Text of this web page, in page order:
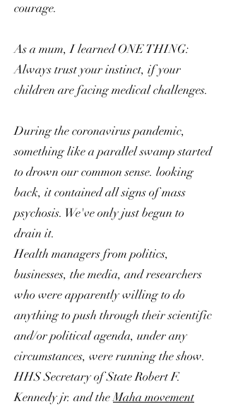
courage.
As a mum, I learned ONE THING:
Always trust your instinct, if your
children are facing medical challenges.
During the coronavirus pandemic,
something like a parallel swamp started
to drown our common sense. looking
back, it contained all signs of mass
psychosis. We've only just begun to
drain it.
Health managers from politics,
businesses, the media, and researchers
who were apparently willing to do
anything to push through their scientific
and/or political agenda, under any
circumstances, were running the show.
HHS Secretary of State Robert F.
Kennedy jr. and theMaha movement